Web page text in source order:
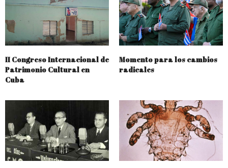
II Congreso Internacional de
Patrimonio Cultural en
Cuba
Momento para los cambios
radicales